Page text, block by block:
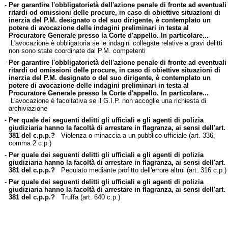
- Per garantire l'obbligatorietà dell'azione penale di fronte ad eventuali
ritardi od omissioni delle procure, in caso di obiettive situazioni di
inerzia del P.M. designato o del suo dirigente, è contemplato un
potere di avocazione delle indagini preliminari in testa al
Procuratore Generale presso la Corte d'appello. In particolare...
L'avocazione è obbligatoria se le indagini collegate relative a gravi delitti
non sono state coordinate dai P.M. competenti
- Per garantire l'obbligatorietà dell'azione penale di fronte ad eventuali
ritardi od omissioni delle procure, in caso di obiettive situazioni di
inerzia del P.M. designato o del suo dirigente, è contemplato un
potere di avocazione delle indagini preliminari in testa al
Procuratore Generale presso la Corte d'appello. In particolare...
L'avocazione è facoltativa se il G.I.P. non accoglie una richiesta di
archiviazione
- Per quale dei seguenti delitti gli ufficiali e gli agenti di polizia
giudiziaria hanno la facoltà di arrestare in flagranza, ai sensi dell'art.
381 del c.p.p.?Violenza o minaccia a un pubblico ufficiale (art. 336,
comma 2 c.p.)
- Per quale dei seguenti delitti gli ufficiali e gli agenti di polizia
giudiziaria hanno la facoltà di arrestare in flagranza, ai sensi dell'art.
381 del c.p.p.?Peculato mediante profitto dell'errore altrui (art. 316 c.p.)
- Per quale dei seguenti delitti gli ufficiali e gli agenti di polizia
giudiziaria hanno la facoltà di arrestare in flagranza, ai sensi dell'art.
381 del c.p.p.?Truffa (art. 640 c.p.)